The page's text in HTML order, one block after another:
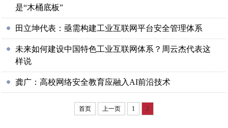
是“木桶底板”
田立坤代表：亟需构建工业互联网平台安全管理体系
未来如何建设中国特色工业互联网体系？周云杰代表这
样说
龚广：​高校网络安全教育应融入AI前沿技术
首页 上一页 1 2